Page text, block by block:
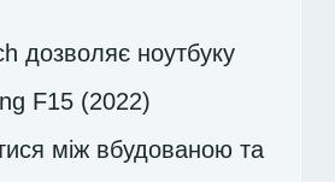
дозволяє ноутбуку
F15 (2022)
між вбудованою та